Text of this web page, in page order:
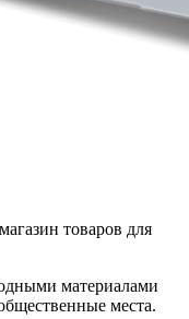
товаров для
материалами
места.